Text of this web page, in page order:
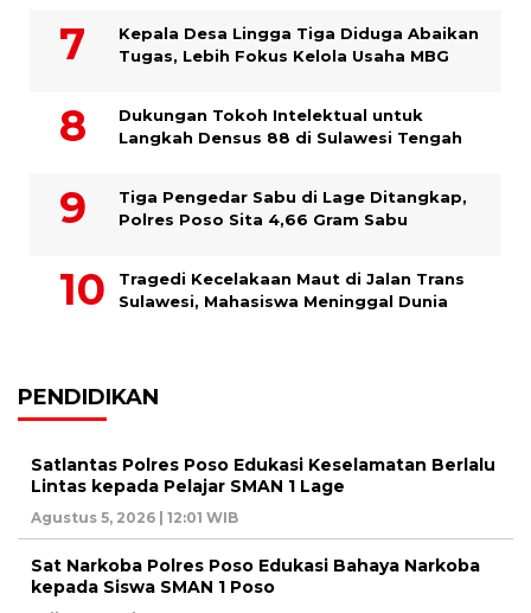
Kepala Desa Lingga Tiga Diduga Abaikan
Tugas, Lebih Fokus Kelola Usaha MBG
Dukungan Tokoh Intelektual untuk
Langkah Densus 88 di Sulawesi Tengah
Tiga Pengedar Sabu di Lage Ditangkap,
Polres Poso Sita 4,66 Gram Sabu
Tragedi Kecelakaan Maut di Jalan Trans
Sulawesi, Mahasiswa Meninggal Dunia
PENDIDIKAN
Satlantas Polres Poso Edukasi Keselamatan Berlalu
Lintas kepada Pelajar SMAN 1 Lage
Agustus 5, 2026 | 12:01 WIB
Sat Narkoba Polres Poso Edukasi Bahaya Narkoba
kepada Siswa SMAN 1 Poso